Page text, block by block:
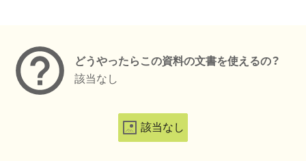
どうやったらこの資料の文書を使えるの？
該当なし
該当なし